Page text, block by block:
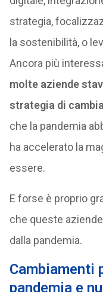
strategia,
la sostenibilità, o
Ancora più
molte aziende
strategia di
che la pandemia
ha accelerato la
essere.
E forse è proprio
che queste
dalla pandemia.
Cambiamenti
pandemia e